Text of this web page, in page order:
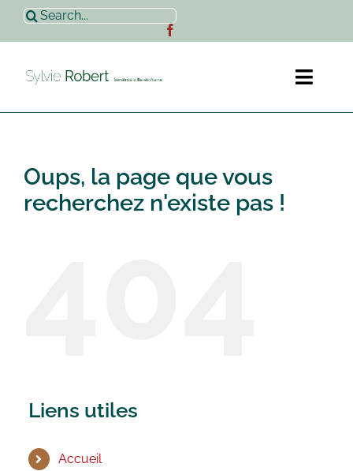
Passer
contenu
Rechercher:
Sylvie Robert
Oups, la page que vous
recherchez n'existe pas !
Liens utiles
Accueil